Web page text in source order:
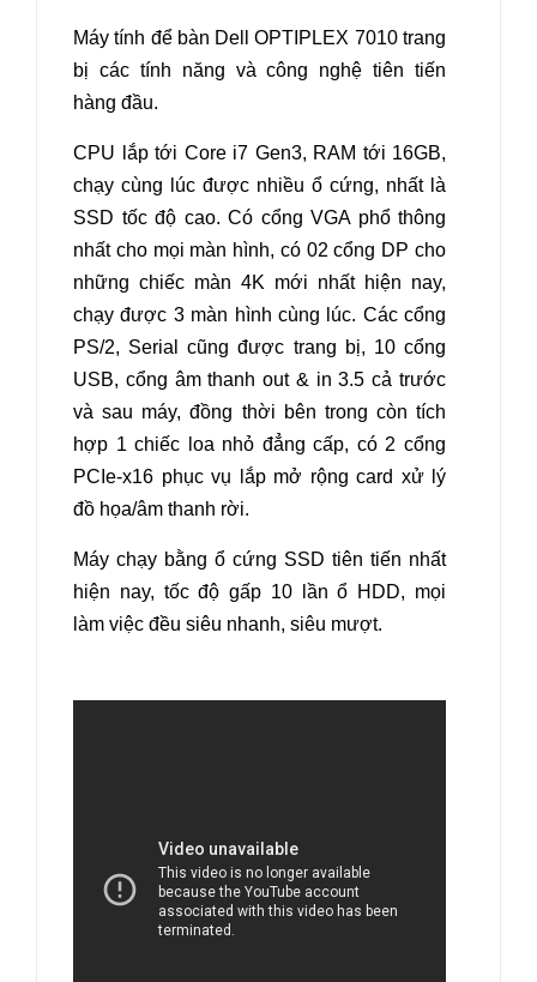
Máy tính để bàn Dell OPTIPLEX 7010trang
bị các tính năng và công nghệ tiên tiến
hàng đầu.
CPU lắp tới Core i7 Gen3, RAM tới 16GB,
chạy cùng lúc được nhiều ổ cứng, nhất là
SSD tốc độ cao. Có cổng VGA phổ thông
nhất cho mọi màn hình, có 02 cổng DP cho
những chiếc màn 4K mới nhất hiện nay,
chạy được 3 màn hình cùng lúc. Các cổng
PS/2, Serial cũng được trang bị, 10 cổng
USB, cổng âm thanh out & in 3.5 cả trước
và sau máy, đồng thời bên trong còn tích
hợp 1 chiếc loa nhỏ đẳng cấp, có 2 cổng
PCIe-x16 phục vụ lắp mở rộng card xử lý
đồ họa/âm thanh rời.
Máy chạy bằng ổ cứng SSD tiên tiến nhất
hiện nay, tốc độ gấp 10 lần ổ HDD, mọi
làm việc đều siêu nhanh, siêu mượt.